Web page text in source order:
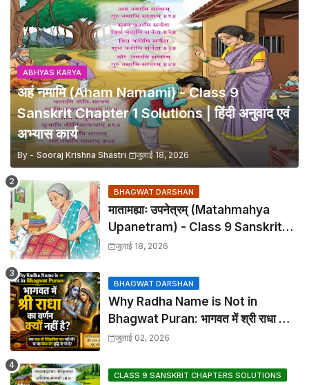
ABHYAS KARYA
अहं नमामि (Aham Namami) - Class 9
Sanskrit Chapter 1 Solutions | हिंदी अनुवाद एवं
अभ्यास कार्य
By - Sooraj Krishna Shastri जुलाई 18, 2026
BHAGWAT DARSHAN
मातामह्याः उपनेत्रम् (Matahmahya
Upanetram) - Class 9 Sanskrit
Chapter 2 Translation &
जुलाई 18, 2026
BHAGWAT DARSHAN
Why Radha Name is Not in
Bhagwat Puran: भागवत में श्री राधा का
वर्णन क्यों नहीं है?
जुलाई 02, 2026
CLASS 9 SANSKRIT CHAPTERS SOLUTIONS